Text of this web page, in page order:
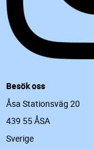
Besök oss
Åsa Stationsväg 20
439 55 ÅSA
Sverige